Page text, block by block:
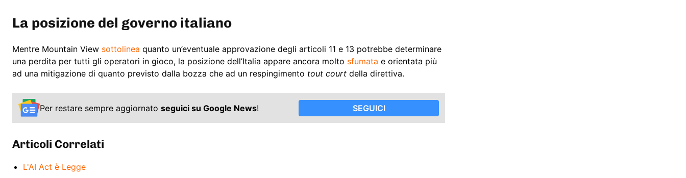
La posizione del governo italiano
Mentre Mountain View sottolinea quanto un’eventuale approvazione degli articoli 11 e 13 potrebbe determinare
una perdita per tutti gli operatori in gioco, la posizione dell’Italia appare ancora molto sfumata e orientata più
ad una mitigazione di quanto previsto dalla bozza che ad un respingimento tout court della direttiva.
Per restare sempre aggiornato seguici su Google News! SEGUICI
Articoli Correlati
L'AI Act è Legge